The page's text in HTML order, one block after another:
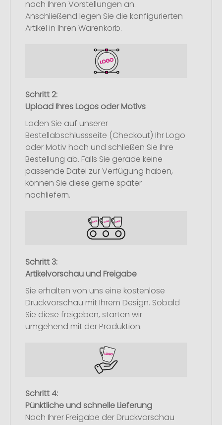
nach Ihren Vorstellungen an.
Anschließend legen Sie die konfigurierten
Artikel in Ihren Warenkorb.
Schritt 2:
Upload Ihres Logos oder Motivs
Laden Sie auf unserer
Bestellabschlussseite (Checkout) Ihr Logo
oder Motiv hoch und schließen Sie Ihre
Bestellung ab. Falls Sie gerade keine
passende Datei zur Verfügung haben,
können Sie diese gerne später
nachliefern.
Schritt 3:
Artikelvorschau und Freigabe
Sie erhalten von uns eine kostenlose
Druckvorschau mit Ihrem Design. Sobald
Sie diese freigeben, starten wir
umgehend mit der Produktion.
Schritt 4:
Pünktliche und schnelle Lieferung
Nach Ihrer Freigabe der Druckvorschau